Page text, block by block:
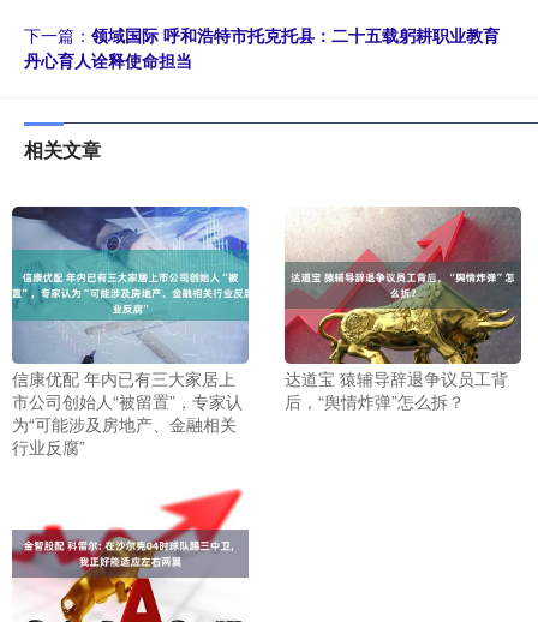
下一篇： 领域国际 呼和浩特市托克托县：二十五载躬耕职业教育
丹心育人诠释使命担当
相关文章
信康优配 年内已有三大家居上
市公司创始人“被留置”，专家认
为“可能涉及房地产、金融相关
行业反腐”
达道宝 猿辅导辞退争议员工背
后，“舆情炸弹”怎么拆？